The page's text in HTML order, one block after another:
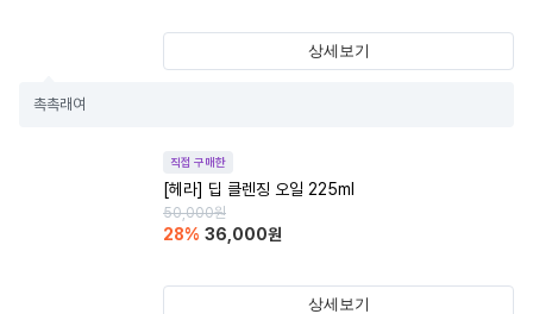
상세보기
촉촉래여
직접 구매한
[헤라] 딥 클렌징 오일 225ml
50,000원
28% 36,000원
상세보기